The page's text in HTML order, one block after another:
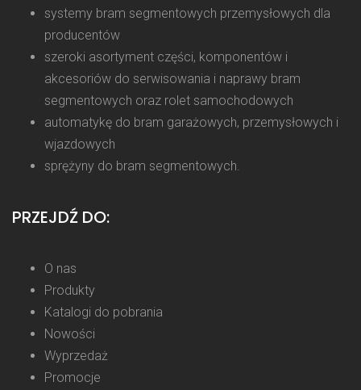
systemy bram segmentowych przemysłowych dla
producentów
szeroki asortyment części, komponentów i
akcesoriów do serwisowania i naprawy bram
segmentowych oraz rolet samochodowych
automatykę do bram garażowych, przemysłowych i
wjazdowych
sprężyny do bram segmentowych.
PRZEJDŹ DO:
O nas
Produkty
Katalogi do pobrania
Nowości
Wyprzedaż
Promocje